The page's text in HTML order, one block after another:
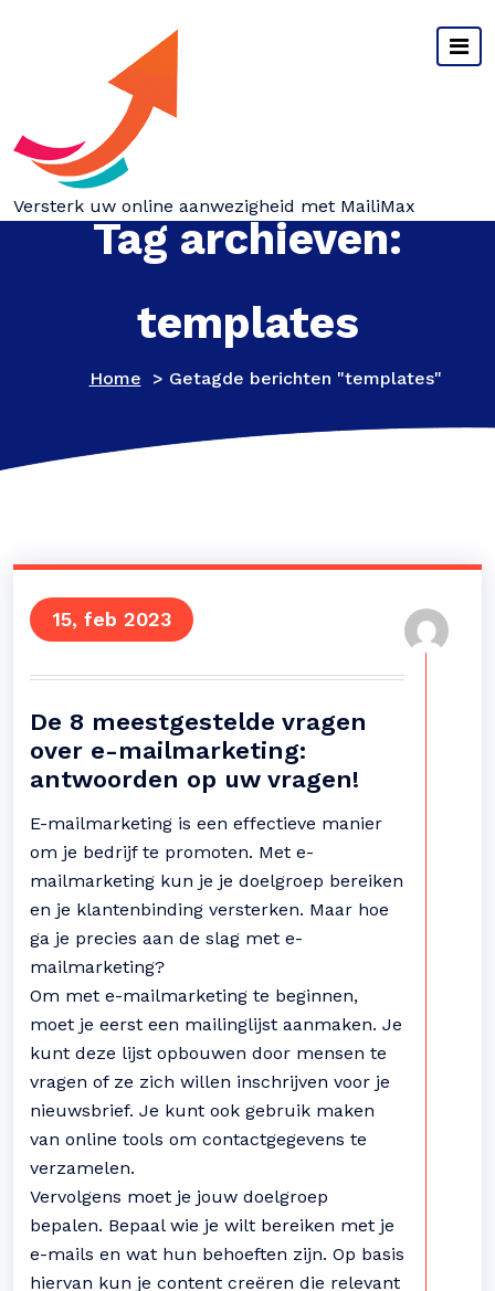
Versterk uw online aanwezigheid met MailiMax
Tag archieven:
templates
Home > Getagde berichten "templates"
15, feb 2023
De 8 meestgestelde vragen
over e-mailmarketing:
antwoorden op uw vragen!
E-mailmarketing is een effectieve manier
om je bedrijf te promoten. Met e-
mailmarketing kun je je doelgroep bereiken
en je klantenbinding versterken. Maar hoe
ga je precies aan de slag met e-
mailmarketing?
Om met e-mailmarketing te beginnen,
moet je eerst een mailinglijst aanmaken. Je
kunt deze lijst opbouwen door mensen te
vragen of ze zich willen inschrijven voor je
nieuwsbrief. Je kunt ook gebruik maken
van online tools om contactgegevens te
verzamelen.
Vervolgens moet je jouw doelgroep
bepalen. Bepaal wie je wilt bereiken met je
e-mails en wat hun behoeften zijn. Op basis
hiervan kun je content creëren die relevant